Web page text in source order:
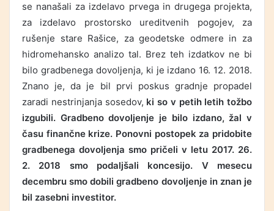
se nanašali za izdelavo prvega in drugega projekta,
za izdelavo prostorsko ureditvenih pogojev, za
rušenje stare Rašice, za geodetske odmere in za
hidromehansko analizo tal. Brez teh izdatkov ne bi
bilo gradbenega dovoljenja, ki je izdano 16. 12. 2018.
Znano je, da je bil prvi poskus gradnje propadel
zaradi nestrinjanja sosedov, ki so v petih letih tožbo
izgubili. Gradbeno dovoljenje je bilo izdano, žal v
času finančne krize. Ponovni postopek za pridobite
gradbenega dovoljenja smo pričeli v letu 2017. 26.
2. 2018 smo podaljšali koncesijo. V mesecu
decembru smo dobili gradbeno dovoljenje in znan je
bil zasebni investitor.